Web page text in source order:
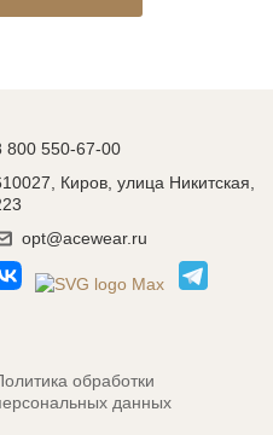
800 550-67-00
Киров, улица Никитская,
opt@acewear.ru
обработки
данных